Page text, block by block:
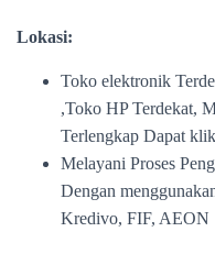
Lokasi:
Toko elektronik
,Toko HP Terdekat,
Terlengkap Dapat
Melayani Proses
Dengan
Kredivo, FIF, AEON